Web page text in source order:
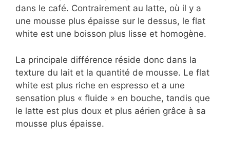
dans le café. Contrairement au latte, où il y a
une mousse plus épaisse sur le dessus, le flat
white est une boisson plus lisse et homogène.
La principale différence réside donc dans la
texture du lait et la quantité de mousse. Le flat
white est plus riche en espresso et a une
sensation plus « fluide » en bouche, tandis que
le latte est plus doux et plus aérien grâce à sa
mousse plus épaisse.